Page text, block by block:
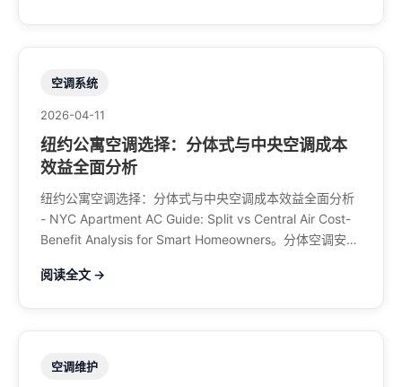
空调系统
2026-04-11
纽约公寓空调选择：分体式与中央空调成本
效益全面分析
纽约公寓空调选择：分体式与中央空调成本效益全面分析
- NYC Apartment AC Guide: Split vs Central Air Cost-
Benefit Analysis for Smart Homeowners。分体空调安装
拉充电桩。电话：929-708-8979
阅读全文 →
空调维护